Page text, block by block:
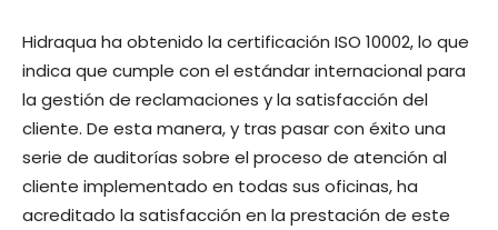
Hidraqua ha obtenido la certificación ISO 10002, lo que
indica que cumple con el estándar internacional para
la gestión de reclamaciones y la satisfacción del
cliente. De esta manera, y tras pasar con éxito una
serie de auditorías sobre el proceso de atención al
cliente implementado en todas sus oficinas, ha
acreditado la satisfacción en la prestación de este